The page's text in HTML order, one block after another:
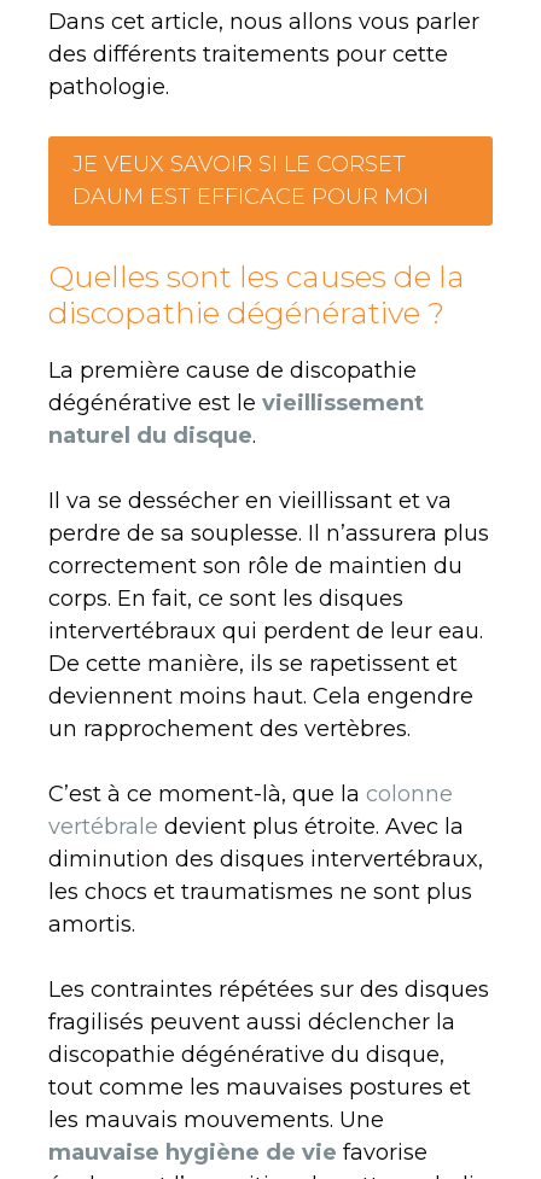
Dans cet article, nous allons vous parler
des différents traitements pour cette
pathologie.
JE VEUX SAVOIR SI LE CORSET
DAUM EST EFFICACE POUR MOI
Quelles sont les causes de la
discopathie dégénérative ?
La première cause de discopathie
dégénérative est le vieillissement
naturel du disque.
Il va se dessécher en vieillissant et va
perdre de sa souplesse. Il n’assurera plus
correctement son rôle de maintien du
corps. En fait, ce sont les disques
intervertébraux qui perdent de leur eau.
De cette manière, ils se rapetissent et
deviennent moins haut. Cela engendre
un rapprochement des vertèbres.
C’est à ce moment-là, que la colonne
vertébrale devient plus étroite. Avec la
diminution des disques intervertébraux,
les chocs et traumatismes ne sont plus
amortis.
Les contraintes répétées sur des disques
fragilisés peuvent aussi déclencher la
discopathie dégénérative du disque,
tout comme les mauvaises postures et
les mauvais mouvements. Une
mauvaise hygiène de vie favorise